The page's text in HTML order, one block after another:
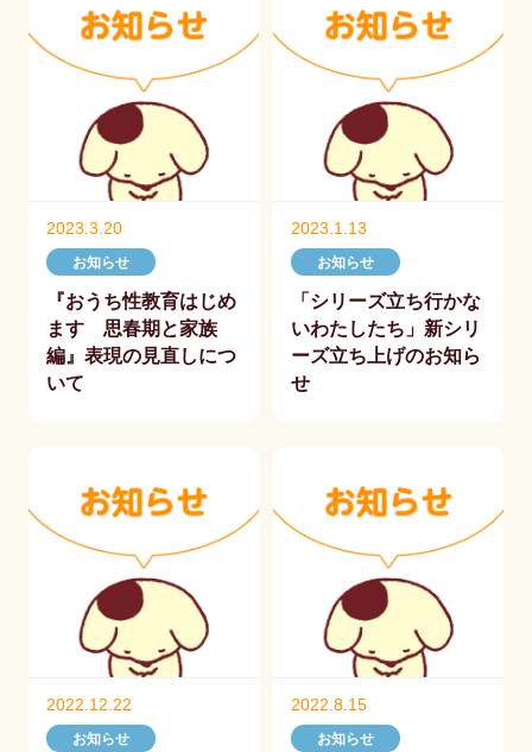
2023.3.20
お知らせ
『おうち性教育はじめ
ます 思春期と家族
編』表現の見直しにつ
いて
2023.1.13
お知らせ
「シリーズ立ち行かな
いわたしたち」新シリ
ーズ立ち上げのお知ら
せ
2022.12.22
お知らせ
2022.8.15
お知らせ